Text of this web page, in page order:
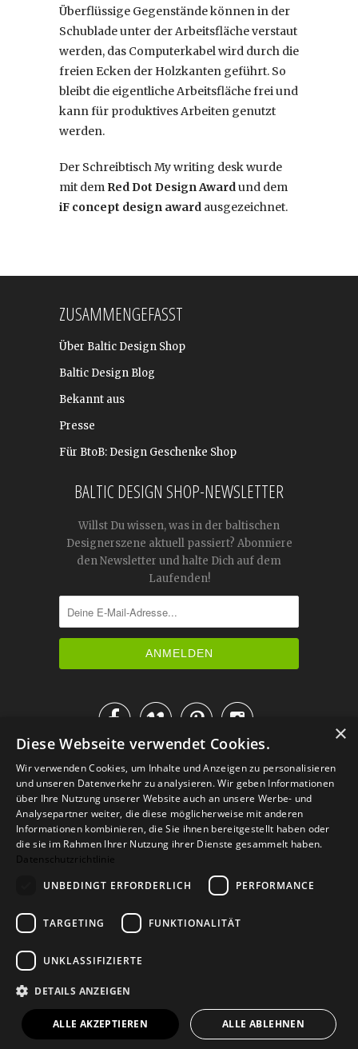
Überflüssige Gegenstände können in der
Schublade unter der Arbeitsfläche verstaut
werden, das Computerkabel wird durch die
freien Ecken der Holzkanten geführt. So
bleibt die eigentliche Arbeitsfläche frei und
kann für produktives Arbeiten genutzt
werden.
Der Schreibtisch My writing desk wurde
mit dem Red Dot Design Awardund dem
iF concept design award ausgezeichnet.
ZUSAMMENGEFASST
Über Baltic Design Shop
Baltic Design Blog
Bekannt aus
Presse
Für BtoB: Design Geschenke Shop
BALTIC DESIGN SHOP-NEWSLETTER
Willst Du wissen, was in der baltischen
Designerszene aktuell passiert? Abonniere
den Newsletter und halte Dich auf dem
Laufenden!

IM KATALOG BLÄTTERN
Versand Zahlarten
Retoure
Widerrufsformular
© 2026Baltic Design Shop. Baltic Design Shop
×
Diese Webseite verwendet Cookies.
Wir verwenden Cookies, um Inhalte und Anzeigen zu personalisieren
und unseren Datenverkehr zu analysieren. Wir geben Informationen
über Ihre Nutzung unserer Website auch an unsere Werbe- und
Analysepartner weiter, die diese möglicherweise mit anderen
Informationen kombinieren, die Sie ihnen bereitgestellt haben oder
die sie im Rahmen Ihrer Nutzung ihrer Dienste gesammelt haben.
Datenschutzrichtlinie
UNBEDINGT ERFORDERLICH
PERFORMANCE
TARGETING FUNKTIONALITÄT
UNKLASSIFIZIERTE
DETAILS ANZEIGEN
ALLE AKZEPTIEREN ALLE ABLEHNEN